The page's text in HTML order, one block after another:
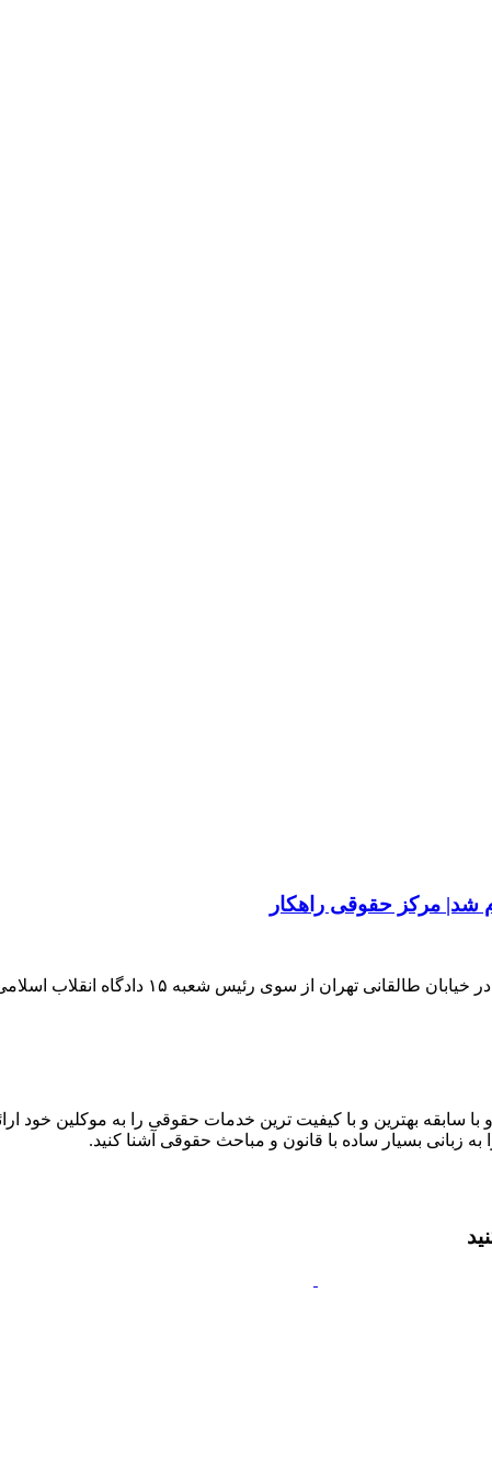
شد| مرکز حقوقی راهکار
از سوی رئیس شعبه ۱۵ دادگاه انقلاب اسلامی صادر شد.
سابقه بهترین و با کیفیت ترین خدمات حقوقی را به موکلین خود
زبانی بسیار ساده با قانون و مباحث حقوقی آشنا کنید.